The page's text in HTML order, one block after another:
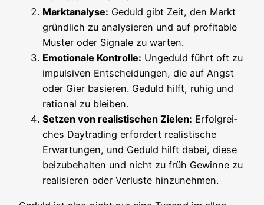
Markt­ana­ly­se: Geduld gibt Zeit, den Markt
gründ­lich zu ana­ly­sie­ren und auf pro­fi­ta­ble
Mus­ter oder Signa­le zu warten.
Emo­tio­na­le Kon­trol­le: Unge­duld führt oft zu
impul­si­ven Ent­schei­dun­gen, die auf Angst
oder Gier basie­ren. Geduld hilft, ruhig und
ratio­nal zu bleiben.
Set­zen von rea­lis­ti­schen Zie­len: Erfolg­rei­
ches Day­tra­ding erfor­dert rea­lis­ti­sche
Erwar­tun­gen, und Geduld hilft dabei, die­se
bei­zu­be­hal­ten und nicht zu früh Gewin­ne zu
rea­li­sie­ren oder Ver­lus­te hinzunehmen.